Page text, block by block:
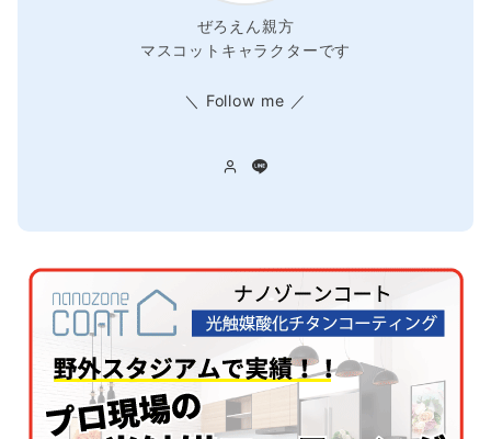
ぜろえん親方
マスコットキャラクターです
＼ Follow me ／